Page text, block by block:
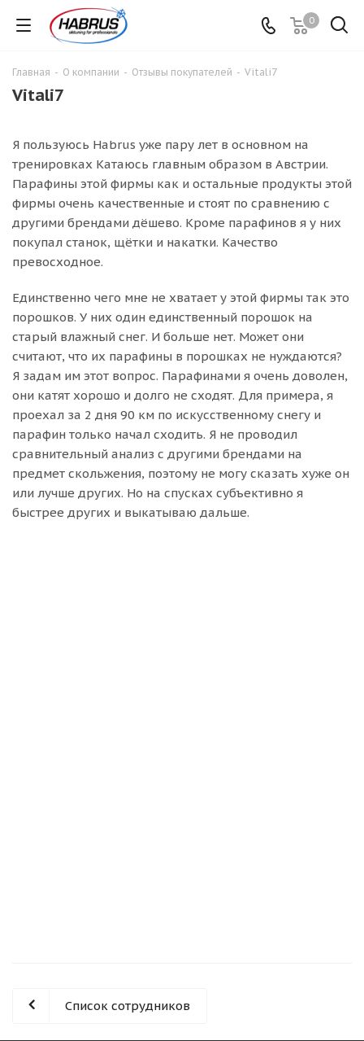
0
Главная - О компании - Отзывы покупателей - Vitali7
Vitali7
Я пользуюсь Habrus уже пару лет в основном на
тренировках Катаюсь главным образом в Австрии.
Парафины этой фирмы как и остальные продукты этой
фирмы очень качественные и стоят по сравнению с
другими брендами дёшево. Кроме парафинов я у них
покупал станок, щётки и накатки. Качество
превосходное.
Единственно чего мне не хватает у этой фирмы так это
порошков. У них один единственный порошок на
старый влажный снег. И больше нет. Может они
считают, что их парафины в порошках не нуждаются?
Я задам им этот вопрос. Парафинами я очень доволен,
они катят хорошо и долго не сходят. Для примера, я
проехал за 2 дня 90 км по искусственному снегу и
парафин только начал сходить. Я не проводил
сравнительный анализ с другими брендами на
предмет скольжения, поэтому не могу сказать хуже он
или лучше других. Но на спусках субъективно я
быстрее других и выкатываю дальше.
Список сотрудников